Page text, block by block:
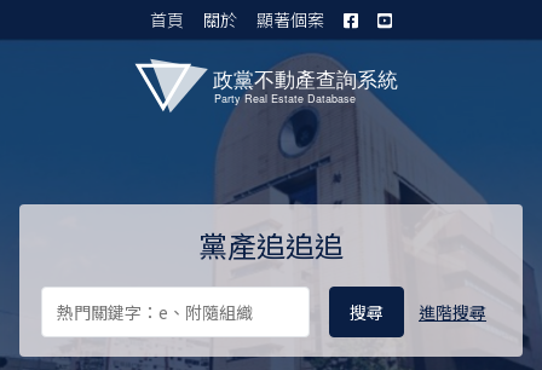
首頁 關於 顯著個案
黨產追追追
進階搜尋